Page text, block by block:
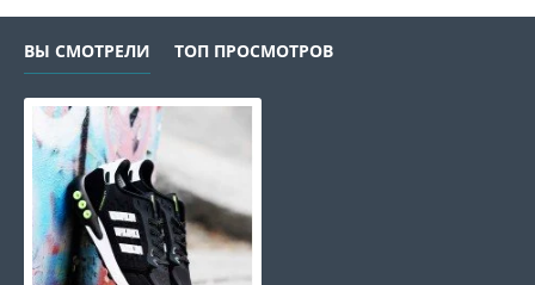
ВЫ СМОТРЕЛИ ТОП ПРОСМОТРОВ